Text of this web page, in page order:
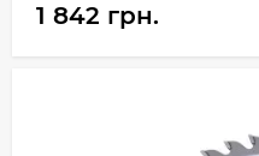
1 842 грн.